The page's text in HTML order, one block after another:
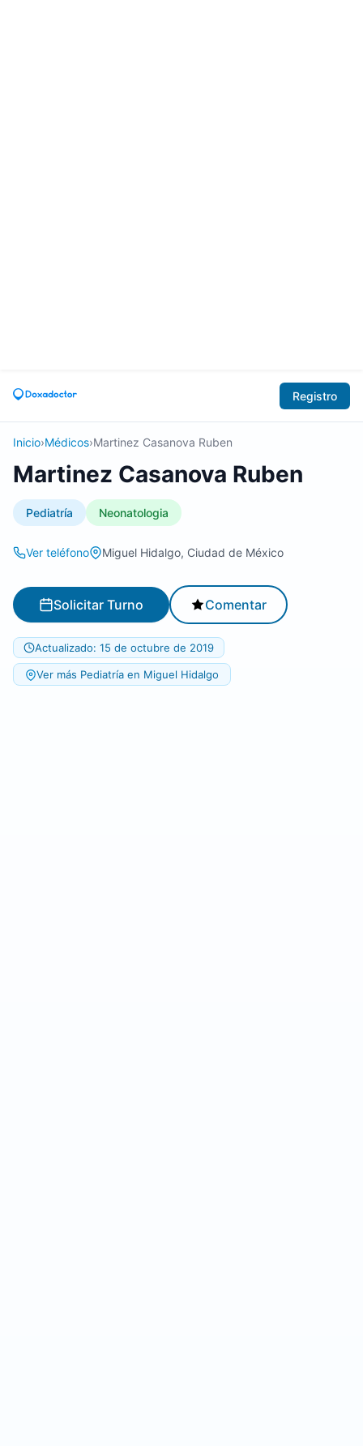
Registro
Inicio›Médicos›Martinez Casanova Ruben
Martinez Casanova Ruben
Pediatría Neonatologia
Ver teléfono Miguel Hidalgo, Ciudad de México
Solicitar Turno Comentar
Actualizado: 15 de octubre de 2019
Ver más Pediatría en Miguel Hidalgo